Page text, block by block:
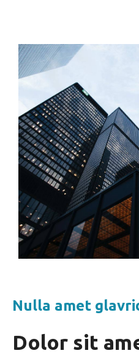
Nulla amet
Dolor sit